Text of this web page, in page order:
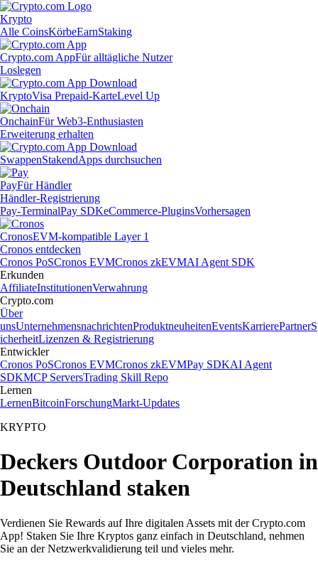
Krypto
Alle CoinsKörbeEarnStaking
Crypto.com AppFür alltägliche Nutzer
Loslegen
KryptoVisa Prepaid-KarteLevel Up
OnchainFür Web3-Enthusiasten
Erweiterung erhalten
SwappenStakendApps durchsuchen
PayFür Händler
Händler-Registrierung
Pay-TerminalPay SDKeCommerce-PluginsVorhersagen
CronosEVM-kompatible Layer 1
Cronos entdecken
Cronos PoSCronos EVMCronos zkEVMAI Agent SDK
Erkunden
AffiliateInstitutionenVerwahrung
Crypto.com
Über
unsUnternehmensnachrichtenProduktneuheitenEventsKarrierePartnerS
icherheitLizenzen & Registrierung
Entwickler
Cronos PoSCronos EVMCronos zkEVMPay SDKAI Agent
SDKMCP ServersTrading Skill Repo
Lernen
LernenBitcoinForschungMarkt-Updates
KRYPTO
Deckers Outdoor Corporation in
Deutschland staken
Verdienen Sie Rewards auf Ihre digitalen Assets mit der Crypto.com
App! Staken Sie Ihre Kryptos ganz einfach in Deutschland, nehmen
Sie an der Netzwerkvalidierung teil und vieles mehr.